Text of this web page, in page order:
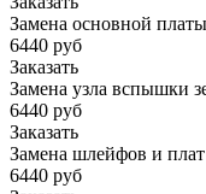
Замена основной
6440 руб
Заказать
Замена узла вспышки
6440 руб
Заказать
Замена шлейфов и плат
6440 руб